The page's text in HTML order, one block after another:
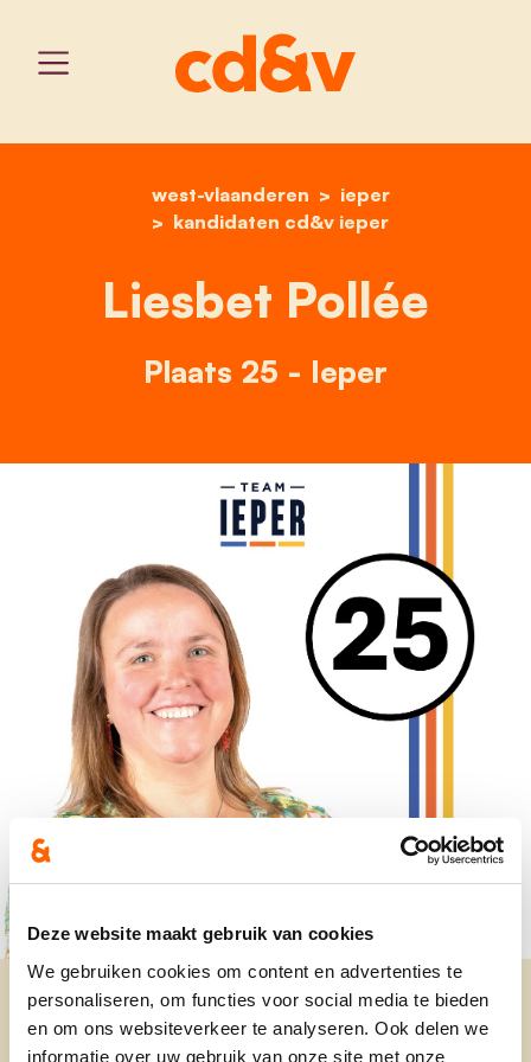
Deze website maakt gebruik van cookies
We gebruiken cookies om content en advertenties te
personaliseren, om functies voor social media te bieden
en om ons websiteverkeer te analyseren. Ook delen we
informatie over uw gebruik van onze site met onze
home
west-vlaanderen
ieper
kandidaten cd&v ieper
liesbet pollée
Liesbet Pollée
Plaats 25 - Ieper